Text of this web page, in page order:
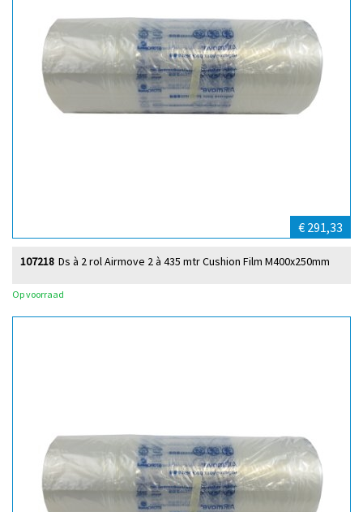
€ 291,33
Ds à 2 rol Airmove 2 à 435 mtr Cushion Film M400x250mm
107218
Op voorraad